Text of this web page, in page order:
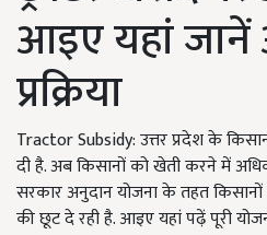
आइए यहां
प्रक्रिया
Tractor Subsidy: उत्तर प्रदेश के
दी है. अब किसानों को खेती करने में
सरकार अनुदान योजना के तहत
की छूट दे रही है. आइए यहां पढ़ें पूरी